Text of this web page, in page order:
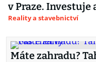
v Praze.
Reality a stavebnictví
Máte zahradu?